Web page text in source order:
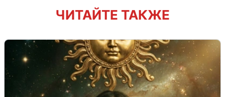
ЧИТАЙТЕ ТАКЖЕ